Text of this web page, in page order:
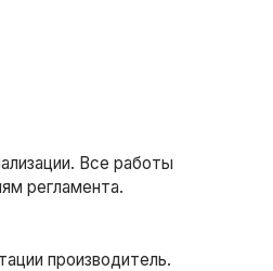
Все работы
регламента.
производитель.